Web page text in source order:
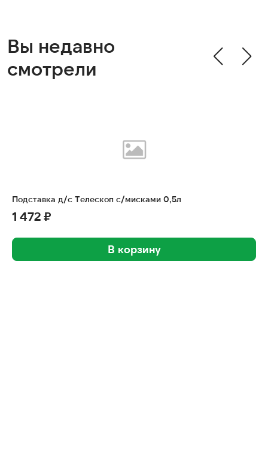
Вы недавно
смотрели
Подставка д/с Телескоп с/мисками 0,5л
1 472 ₽
В корзину